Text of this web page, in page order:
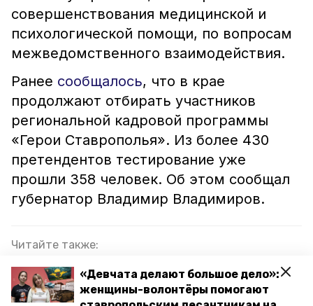
«Девчата делают большое дело»:
женщины-волонтёры помогают
совершенствования медицинской и
психологической помощи, по вопросам
межведомственного взаимодействия.
Ранее сообщалось, что в крае
продолжают отбирать участников
региональной кадровой программы
«Герои Ставрополья». Из более 430
претендентов тестирование уже
прошли 358 человек. Об этом сообщал
губернатор Владимир Владимиров.
Читайте также:
Участники СВО на Ставрополье могут обучиться
бизнесу